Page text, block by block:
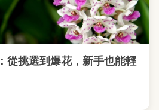
從挑選到爆花，新手也能輕